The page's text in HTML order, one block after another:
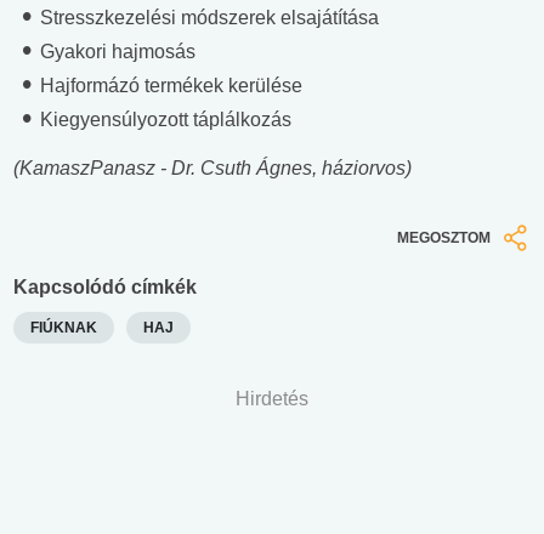
Stresszkezelési módszerek elsajátítása
Gyakori hajmosás
Hajformázó termékek kerülése
Kiegyensúlyozott táplálkozás
(KamaszPanasz - Dr. Csuth Ágnes, háziorvos)
MEGOSZTOM
Kapcsolódó címkék
FIÚKNAK HAJ
Hirdetés